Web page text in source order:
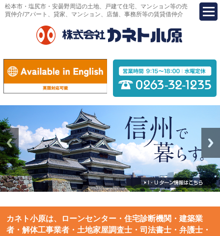
松本市・塩尻市・安曇野周辺の土地、戸建て住宅、マンション等の売
買仲介/アパート、貸家、マンション、店舗、事務所等の賃貸借仲介
カネト小原は、ローンセンター・住宅診断機関・建築業
者・解体工事業者・土地家屋調査士・司法書士・弁護士・